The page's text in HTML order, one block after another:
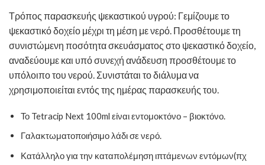
Τρόπος παρασκευής ψεκαστικού υγρού: Γεμίζουμε το
ψεκαστικό δοχείο μέχρι τη μέση με νερό. Προσθέτουμε τη
συνιστώμενη ποσότητα σκευάσματος στο ψεκαστικό δοχείο,
αναδεύουμε και υπό συνεχή ανάδευση προσθέτουμε το
υπόλοιπο του νερού. Συνιστάται το διάλυμα να
χρησιμοποιείται εντός της ημέρας παρασκευής του.
Το Tetracip Next 100ml είναι εντομοκτόνο – βιοκτόνο.
Γαλακτωματοποιήσιμο λάδι σε νερό.
Κατάλληλο για την καταπολέμηση ιπτάμενων εντόμων(πχ